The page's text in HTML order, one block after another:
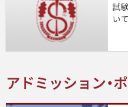
試
いて
アドミッション・